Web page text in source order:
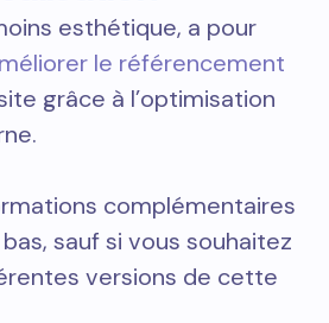
esthétique, a pour
le référencement
grâce à l’optimisation
complémentaires
sauf si vous souhaitez
versions de cette